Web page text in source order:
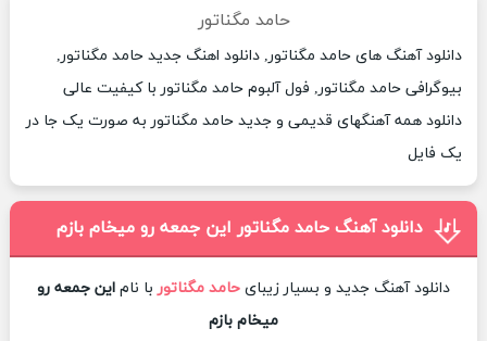
حامد مگناتور
دانلود آهنگ های حامد مگناتور, دانلود اهنگ جدید حامد مگناتور,
بیوگرافی حامد مگناتور, فول آلبوم حامد مگناتور با کیفیت عالی
دانلود همه آهنگهای قدیمی و جدید حامد مگناتور به صورت یک جا در
یک فایل
دانلود آهنگ حامد مگناتور این جمعه رو میخام بازم
دانلود آهنگ جدید و بسیار زیبای حامد مگناتور با نام این جمعه رو
میخام بازم